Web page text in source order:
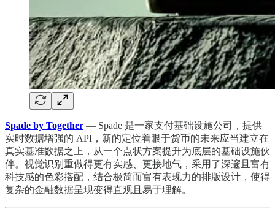
Spade by Together — Spade 是一家支付基础设施公司，提供
实时数据增强的 API，新的定位着眼于货币的未来应当建立在
真实基准数据之上，从一个点状方案提升为底层的基础设施伙
伴。视觉识别重做得更有实感、更接地气，采用了深邃且富有
科技感的色彩搭配，结合极简而富有表现力的排版设计，使得
复杂的金融数据呈现变得直观且易于理解。